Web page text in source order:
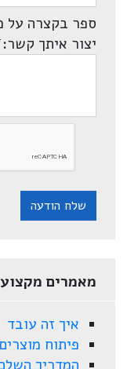
ספר בקצרה על
יצור איתך קשר:
שלח הודעה
מאמרים
איך זה עובד
פיתוח